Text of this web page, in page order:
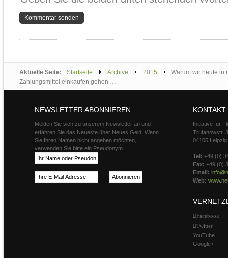
Aktuelle Seite: Startseite Archive 2015
Warum wir heute in
Zahlungsmittel einkaufen gehen …
NEWSLETTER ABONNIEREN
Melden Sie sich zu unserem Newsletter an und
erfahren Sie das Neueste über Neues Geld. Wenn
Sie Ihren Namen nicht angeben möchten,
verwenden Sie bitte ein Pseudonym.
KONTAKT
Initiative für
Trufanowstr.
04105 Leipzig
Tel: +49 (0)
Fax: +49 (0)
Email:
Web:
Facebook
Twitter
YouTube
Google+